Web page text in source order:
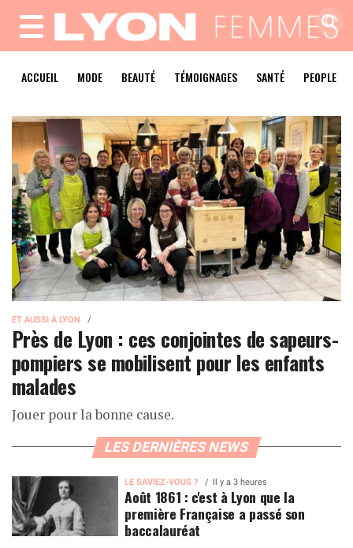
MENU
ACCUEIL MODE BEAUTÉ TÉMOIGNAGES SANTÉ PEOPLE
ET AUSSI À LYON
Près de Lyon : ces conjointes de sapeurs-
pompiers se mobilisent pour les enfants
malades
Jouer pour la bonne cause.
LES DERNIÈRES NEWS
LE SAVIEZ-VOUS ? Il y a 3 heures
Août 1861 : c'est à Lyon que la
première Française a passé son
baccalauréat